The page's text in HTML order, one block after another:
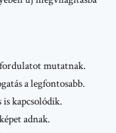
mutatnak.
a legfontosabb.
kapcsolódik.
adnak.